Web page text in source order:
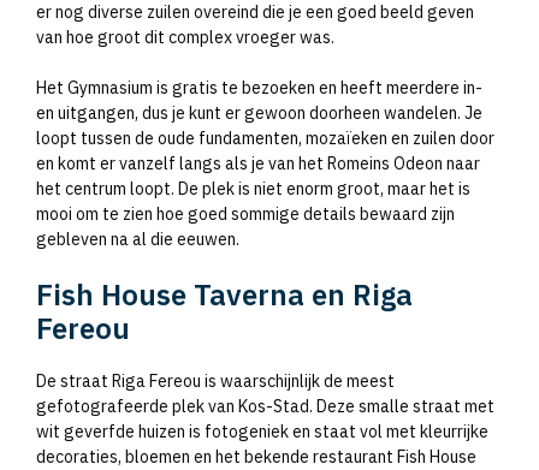
er nog diverse zuilen overeind die je een goed beeld geven
van hoe groot dit complex vroeger was.
Het Gymnasium is gratis te bezoeken en heeft meerdere in-
en uitgangen, dus je kunt er gewoon doorheen wandelen. Je
loopt tussen de oude fundamenten, mozaïeken en zuilen door
en komt er vanzelf langs als je van het Romeins Odeon naar
het centrum loopt. De plek is niet enorm groot, maar het is
mooi om te zien hoe goed sommige details bewaard zijn
gebleven na al die eeuwen.
Fish House Taverna en Riga
Fereou
De straat Riga Fereou is waarschijnlijk de meest
gefotografeerde plek van Kos-Stad. Deze smalle straat met
wit geverfde huizen is fotogeniek en staat vol met kleurrijke
decoraties, bloemen en het bekende restaurant Fish House